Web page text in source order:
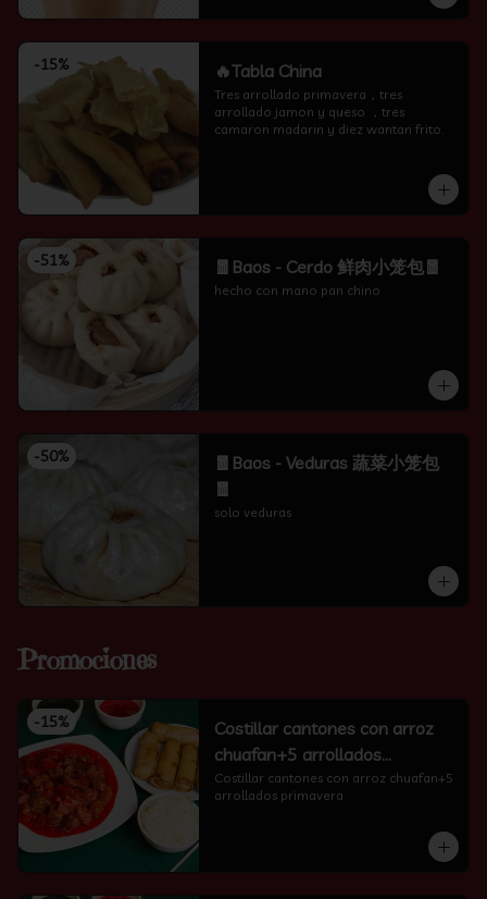
-15% 🔥Tabla China
Tres arrollado primavera，tres
arrollado jamon y queso ，tres
camaron madarin y diez wantan frito.
-51% 🧧Baos - Cerdo 鲜肉小笼包🧧
hecho con mano pan chino
-50%
🧧Baos - Veduras 蔬菜小笼包
solo veduras
Promociones
-15%
Costillar cantones con arroz
chuafan+5 arrollados
primavera
Costillar cantones con arroz chuafan+5
arrollados primavera